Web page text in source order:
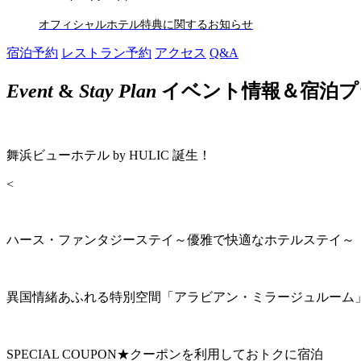
オフィシャルホテル特典に関するお知らせ
宿泊予約 レストラン予約 アクセス Q&A
Event& Stay Plan イベント情報＆宿泊
舞浜ビューホテル by HULIC 誕生！
<
ハース・ファンタジーステイ～優雅で快適なホテルステイ～
異国情緒あふれる特別空間「アラビアン・ミラージュルーム
SPECIAL COUPON★クーポンを利用しておトクに宿泊